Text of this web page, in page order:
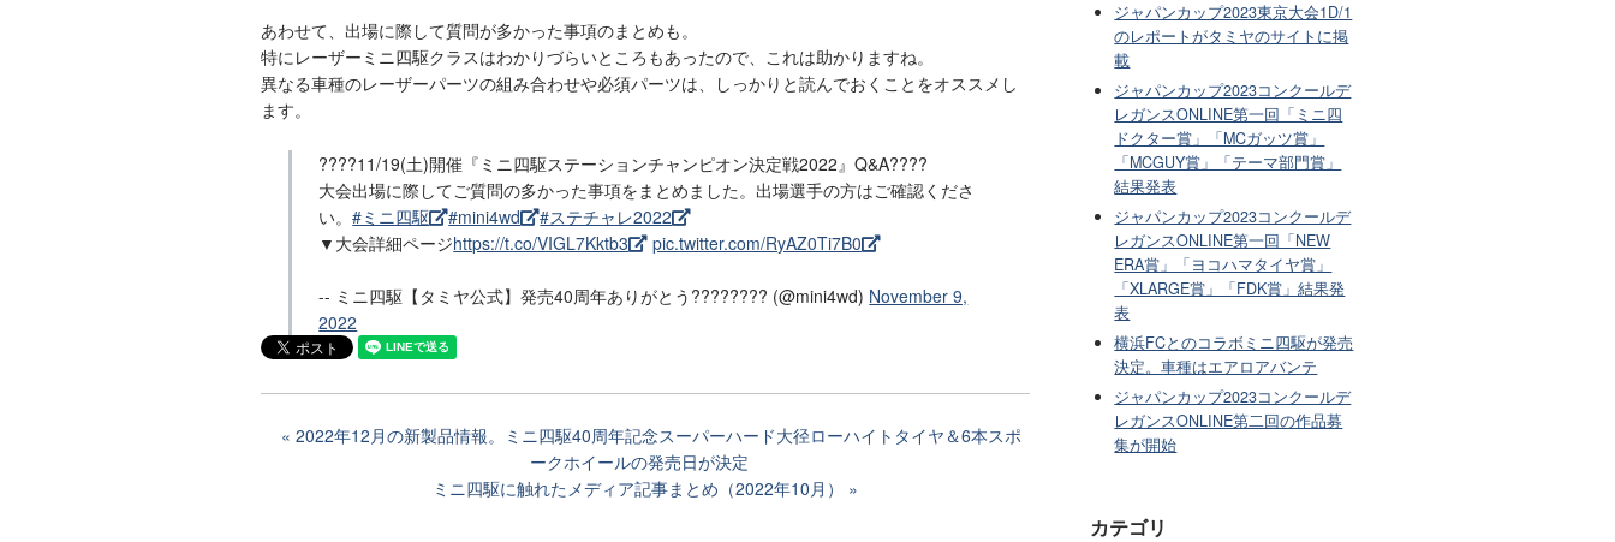
あわせて、出場に際して質問が多かった事項のまとめも。
特にレーザーミニ四駆クラスはわかりづらいところもあったので、これは助かりますね。
異なる車種のレーザーパーツの組み合わせや必須パーツは、しっかりと読んでおくことをオススメし
ます。
????11/19(土)開催『ミニ四駆ステーションチャンピオン決定戦2022』Q&A????
大会出場に際してご質問の多かった事項をまとめました。出場選手の方はご確認くださ
い。#ミニ四駆 #mini4wd
#ステチャレ2022
▼大会詳細ページhttps://t.co/VIGL7Kktb3 pic.twitter.com/RyAZ0Ti7B0
-- ミニ四駆【タミヤ公式】発売40周年ありがとう???????? (@mini4wd) November 9,
2022
2022年12月の新製品情報。ミニ四駆40周年記念スーパーハード大径ローハイトタイヤ＆6本スポ
ークホイールの発売日が決定
ミニ四駆に触れたメディア記事まとめ（2022年10月）
ジャパンカップ2023東京大会1D/1
のレポートがタミヤのサイトに掲
載
ジャパンカップ2023コンクールデ
レガンスONLINE第一回「ミニ四
ドクター賞」「MCガッツ賞」
「MCGUY賞」「テーマ部門賞」
結果発表
ジャパンカップ2023コンクールデ
レガンスONLINE第一回「NEW
ERA賞」「ヨコハマタイヤ賞」
「XLARGE賞」「FDK賞」結果発
表
横浜FCとのコラボミニ四駆が発売
決定。車種はエアロアバンテ
ジャパンカップ2023コンクールデ
レガンスONLINE第二回の作品募
集が開始
カテゴリ